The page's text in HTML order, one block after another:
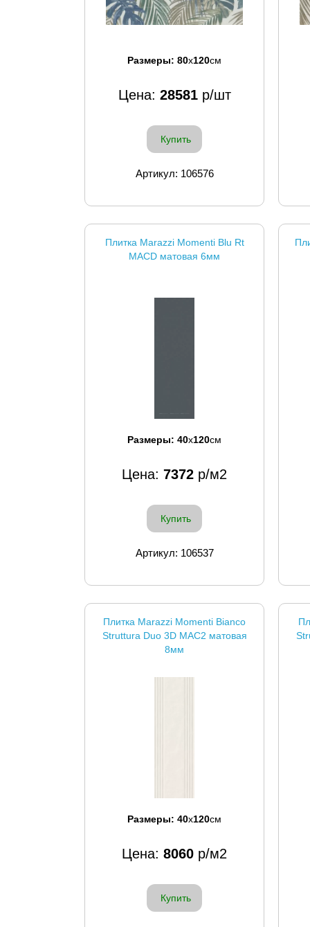
Размеры: 80x120см
Цена: 28581р/шт
Купить
Артикул: 106576
Плитка Marazzi Momenti Blu Rt
MACD матовая 6мм
Размеры: 40x120см
Цена: 7372 р/м2
Купить
Артикул: 106537
Плитка Marazzi Momenti Bianco
Struttura Duo 3D MAC2 матовая
8мм
Размеры: 40x120см
Цена: 8060 р/м2
Купить